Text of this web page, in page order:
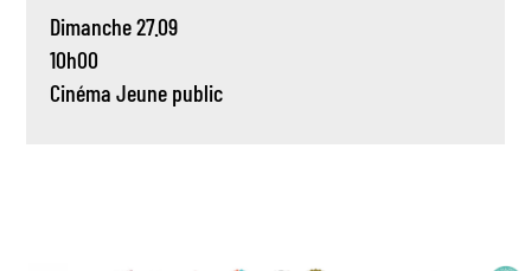
Dimanche 27.09
10h00
Cinéma Jeune public